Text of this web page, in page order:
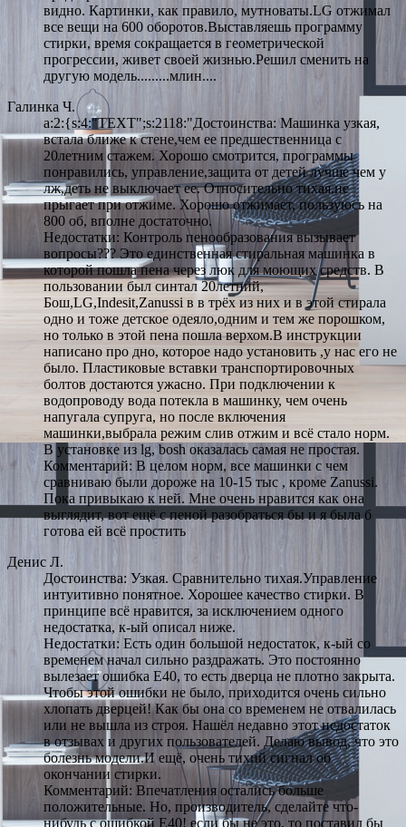
видно. Картинки, как правило, мутноваты.LG отжимал
все вещи на 600 оборотов.Выставляешь программу
стирки, время сокращается в геометрической
прогрессии, живет своей жизнью.Решил сменить на
другую модель.........млин....
Галинка Ч.
a:2:{s:4:"TEXT";s:2118:"Достоинства: Машинка узкая,
встала ближе к стене,чем ее предшественница с
20летним стажем. Хорошо смотрится, программы
понравились, управление,защита от детей лучше чем у
лж,деть не выключает ее. Относительно тихая,не
прыгает при отжиме. Хорошо отжимает, пользуюсь на
800 об, вполне достаточно.
Недостатки: Контроль пенообразования вызывает
вопросы??? Это единственная стиральная машинка в
которой пошла пена через люк для моющих средств. В
пользовании был синтал 20летний,
Бош,LG,Indesit,Zanussi в в трёх из них и в этой стирала
одно и тоже детское одеяло,одним и тем же порошком,
но только в этой пена пошла верхом.В инструкции
написано про дно, которое надо установить ,у нас его не
было. Пластиковые вставки транспортировочных
болтов достаются ужасно. При подключении к
водопроводу вода потекла в машинку, чем очень
напугала супруга, но после включения
машинки,выбрала режим слив отжим и всё стало норм.
В установке из lg, bosh оказалась самая не простая.
Комментарий: В целом норм, все машинки с чем
сравниваю были дороже на 10-15 тыс , кроме Zanussi.
Пока привыкаю к ней. Мне очень нравится как она
выглядит, вот ещё с пеной разобраться бы и я была б
готова ей всё простить
Денис Л.
Достоинства: Узкая. Сравнительно тихая.Управление
интуитивно понятное. Хорошее качество стирки. В
принципе всё нравится, за исключением одного
недостатка, к-ый описал ниже.
Недостатки: Есть один большой недостаток, к-ый со
временем начал сильно раздражать. Это постоянно
вылезает ошибка Е40, то есть дверца не плотно закрыта.
Чтобы этой ошибки не было, приходится очень сильно
хлопать дверцей! Как бы она со временем не отвалилась
или не вышла из строя. Нашёл недавно этот недостаток
в отзывах и других пользователей. Делаю вывод, что это
болезнь модели.И ещё, очень тихий сигнал об
окончании стирки.
Комментарий: Впечатления остались больше
положительные. Но, производитель, сделайте что-
нибудь с ошибкой Е40! если бы не это, то поставил бы